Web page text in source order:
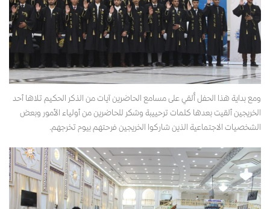
ومع بداية هذا الحفل أُلقي على مسامع الحاضرين آيات من الذكر الحكيم تلاها أحد
الخريجين ألقيت بعدها كلمات ترحييبة وشكر للحاضرين من أولياء الأمور وبعض
الشخصيات الاجتماعية الذين شاركوا الخريجين فرحتهم بيوم تخرجهم.